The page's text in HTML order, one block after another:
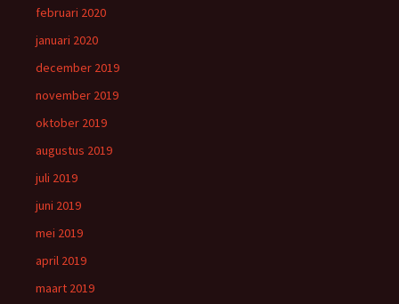
februari 2020
januari 2020
december 2019
november 2019
oktober 2019
augustus 2019
juli 2019
juni 2019
mei 2019
april 2019
maart 2019